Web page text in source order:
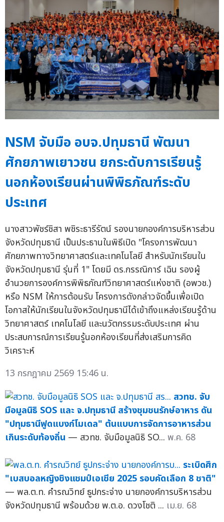
NSM จับมือ อบจ.ปทุมธานี พัฒนา
ศักยภาพเยาวชน ยกระดับการเรียนรู้
นอกห้องเรียนผ่านพิพิธภัณฑ์ระดับ
ประเทศ
นางสาวพัชร์ชิสา พชิระธารีรัตน์ รองนายกองค์การบริหารส่วน
จังหวัดปทุมธานี เป็นประธานในพิธีเปิด "โครงการพัฒนา
ศักยภาพทางวิทยาศาสตร์และเทคโนโลยี สำหรับนักเรียนใน
จังหวัดปทุมธานี รุ่นที่ 1" โดยมี ดร.กรรณิการ์ เฉิน รองผู้
อำนวยการองค์การพิพิธภัณฑ์วิทยาศาสตร์แห่งชาติ (อพวช.)
หรือ NSM ให้การต้อนรับ โครงการดังกล่าวจัดขึ้นเพื่อเปิด
โอกาสให้นักเรียนในจังหวัดปทุมธานีได้เข้าถึงแหล่งเรียนรู้ด้าน
วิทยาศาสตร์ เทคโนโลยี และนวัตกรรมระดับประเทศ ผ่าน
ประสบการณ์การเรียนรู้นอกห้องเรียนที่ส่งเสริมการคิด
วิเคราะห์
13 กรกฎาคม 2569 15:46 น.
สวทช. จับ
มือมูลนิธิ SOS และ จ.ปทุมธานี สร้างชุมชนรักษ์อาหาร ดัน
"ปทุมธานีฟูดแบงก์โมเดล" ต้นแบบการจัดการอาหารส่วน
เกินระดับท้องถิ่น — สวทช. จับมือมูลนิธิ SO... พ.ค. 68
ระเบิดศึก
"เบสบอลหญิงชิงแชมป์เอเชีย 2025 รอบคัดเลือก 8 ชาติ"
— พล.ต.ท. คำรณวิทย์ ธูปกระจ่าง นายกองค์การบริหารส่วน
จังหวัดปทุมธานี พร้อมด้วย พ.ต.อ. ดวงโชติ ... เม.ย. 68